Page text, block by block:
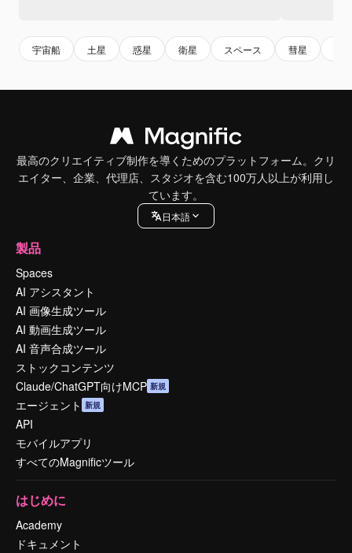
宇宙船 土星 惑星 衛星 スペース 彗星
最高のクリエイティブ制作を導くためのプラットフォーム。クリ
エイター、企業、代理店、スタジオを含む100万人以上が利用し
ています。
日本語
製品
Spaces
AI アシスタント
AI 画像生成ツール
AI 動画生成ツール
AI 音声合成ツール
ストックコンテンツ
Claude/ChatGPT向けMCP 新規
エージェント 新規
API
モバイルアプリ
すべてのMagnificツール
はじめに
Academy
ドキュメント